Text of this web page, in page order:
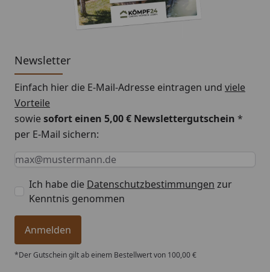
Newsletter
Einfach hier die E-Mail-Adresse eintragen und viele
Vorteile
sowiesofort einen 5,00 € Newslettergutschein *
per E-Mail sichern:
Keine Eingabe erforderlich
Eingabe erforderlich
E-Mail *
Ich habe die Datenschutzbestimmungen zur
Kenntnis genommen
Anmelden
*Der Gutschein gilt ab einem Bestellwert von 100,00 €